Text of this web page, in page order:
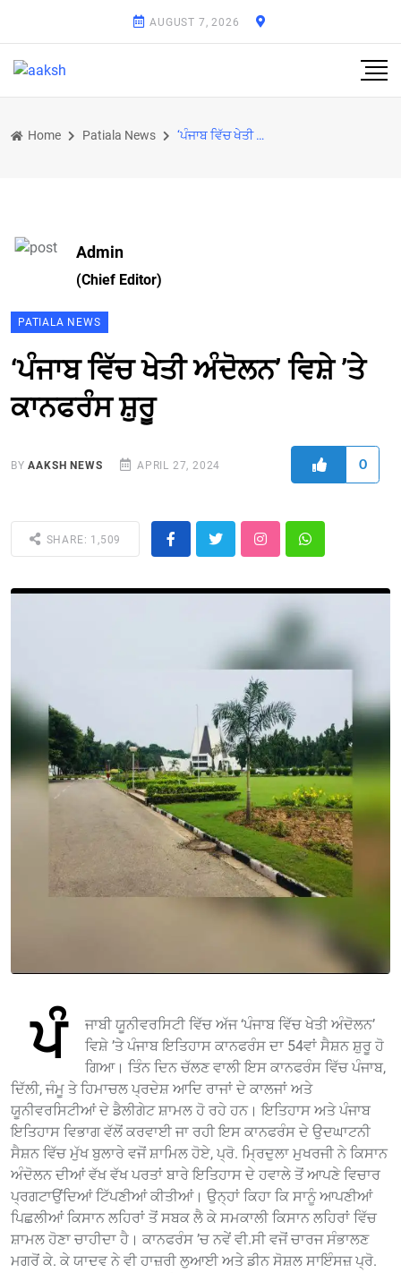
AUGUST 7, 2026
Home Patiala News ‘ਪੰਜਾਬ ਵਿੱਚ ਖੇਤੀ ਅੰਦੋਲਨ’ ਵਿਸ਼ੇ ’ਤੇ ਕਾਨਫਰੰਸ ਸ਼ੁਰੂ
Admin
(Chief Editor)
PATIALA NEWS
‘ਪੰਜਾਬ ਵਿੱਚ ਖੇਤੀ ਅੰਦੋਲਨ’ ਵਿਸ਼ੇ ’ਤੇ
ਕਾਨਫਰੰਸ ਸ਼ੁਰੂ
BYAAKSH NEWS APRIL 27, 2024 0
SHARE: 1,509
ਪੰ
ਜਾਬੀ ਯੂਨੀਵਰਸਿਟੀ ਵਿੱਚ ਅੱਜ ‘ਪੰਜਾਬ ਵਿੱਚ ਖੇਤੀ ਅੰਦੋਲਨ’
ਵਿਸ਼ੇ ’ਤੇ ਪੰਜਾਬ ਇਤਿਹਾਸ ਕਾਨਫਰੰਸ ਦਾ 54ਵਾਂ ਸੈਸ਼ਨ ਸ਼ੁਰੂ ਹੋ
ਗਿਆ। ਤਿੰਨ ਦਿਨ ਚੱਲਣ ਵਾਲੀ ਇਸ ਕਾਨਫਰੰਸ ਵਿੱਚ ਪੰਜਾਬ,
ਦਿੱਲੀ, ਜੰਮੂ ਤੇ ਹਿਮਾਚਲ ਪ੍ਰਦੇਸ਼ ਆਦਿ ਰਾਜਾਂ ਦੇ ਕਾਲਜਾਂ ਅਤੇ
ਯੂਨੀਵਰਸਿਟੀਆਂ ਦੇ ਡੈਲੀਗੇਟ ਸ਼ਾਮਲ ਹੋ ਰਹੇ ਹਨ। ਇਤਿਹਾਸ ਅਤੇ ਪੰਜਾਬ
ਇਤਿਹਾਸ ਵਿਭਾਗ ਵੱਲੋਂ ਕਰਵਾਈ ਜਾ ਰਹੀ ਇਸ ਕਾਨਫਰੰਸ ਦੇ ਉਦਘਾਟਨੀ
ਸੈਸ਼ਨ ਵਿੱਚ ਮੁੱਖ ਬੁਲਾਰੇ ਵਜੋਂ ਸ਼ਾਮਿਲ ਹੋਏ, ਪ੍ਰੋ. ਮ੍ਰਿਦੁਲਾ ਮੁਖਰਜੀ ਨੇ ਕਿਸਾਨ
ਅੰਦੋਲਨ ਦੀਆਂ ਵੱਖ ਵੱਖ ਪਰਤਾਂ ਬਾਰੇ ਇਤਿਹਾਸ ਦੇ ਹਵਾਲੇ ਤੋਂ ਆਪਣੇ ਵਿਚਾਰ
ਪ੍ਰਗਟਾਉਂਦਿਆਂ ਟਿੱਪਣੀਆਂ ਕੀਤੀਆਂ। ਉਨ੍ਹਾਂ ਕਿਹਾ ਕਿ ਸਾਨੂੰ ਆਪਣੀਆਂ
ਪਿਛਲੀਆਂ ਕਿਸਾਨ ਲਹਿਰਾਂ ਤੋਂ ਸਬਕ ਲੈ ਕੇ ਸਮਕਾਲੀ ਕਿਸਾਨ ਲਹਿਰਾਂ ਵਿੱਚ
ਸ਼ਾਮਲ ਹੋਣਾ ਚਾਹੀਦਾ ਹੈ। ਕਾਨਫਰੰਸ ’ਚ ਨਵੇਂ ਵੀ.ਸੀ ਵਜੋਂ ਚਾਰਜ ਸੰਭਾਲਣ
ਮਗਰੋਂ ਕੇ. ਕੇ ਯਾਦਵ ਨੇ ਵੀ ਹਾਜ਼ਰੀ ਲੁਆਈ ਅਤੇ ਡੀਨ ਸੋਸ਼ਲ ਸਾਇੰਸਜ਼ ਪ੍ਰੋ.